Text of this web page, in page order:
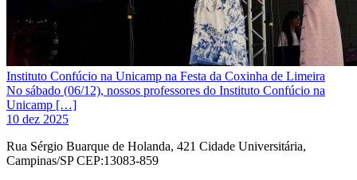
Instituto Confúcio na Unicamp na Festa da Coxinha de Limeira
No sábado (06/12), nossos professores do Instituto Confúcio na
Unicamp […]
10 dez 2025
Rua Sérgio Buarque de Holanda, 421 Cidade Universitária,
Campinas/SP CEP:13083-859